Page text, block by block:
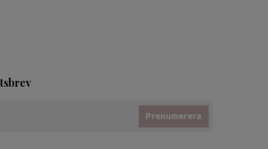
Prenumerera